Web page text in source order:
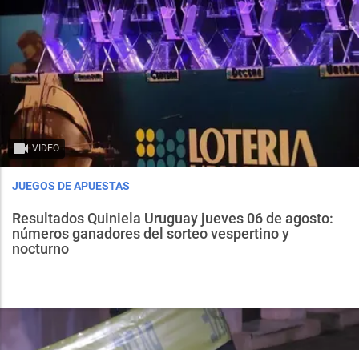
VIDEO
JUEGOS DE APUESTAS
Resultados Quiniela Uruguay jueves 06 de agosto:
números ganadores del sorteo vespertino y
nocturno